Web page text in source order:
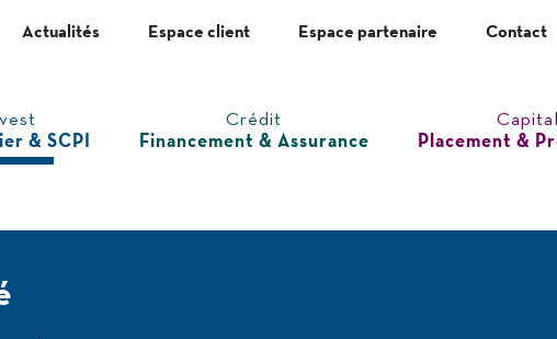
Actualités Espace client Espace partenaire Contact
& SCPI
Crédit
Financement & Assurance
Capital
Placement &